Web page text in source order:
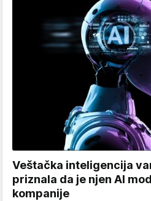
Veštačka inteligencija
priznala da je njen AI
kompanije